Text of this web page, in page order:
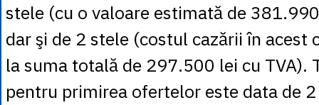
stele (cu o valoare estimată de
dar şi de 2 stele (costul cazării în acest
la suma totală de 297.500 lei cu TVA).
pentru primirea ofertelor este data de